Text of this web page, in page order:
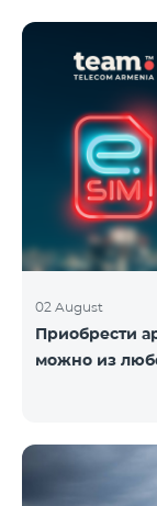
Выигравшие
помощью
нами на
YouTube.
https://
02 August
Приобрести
можно из